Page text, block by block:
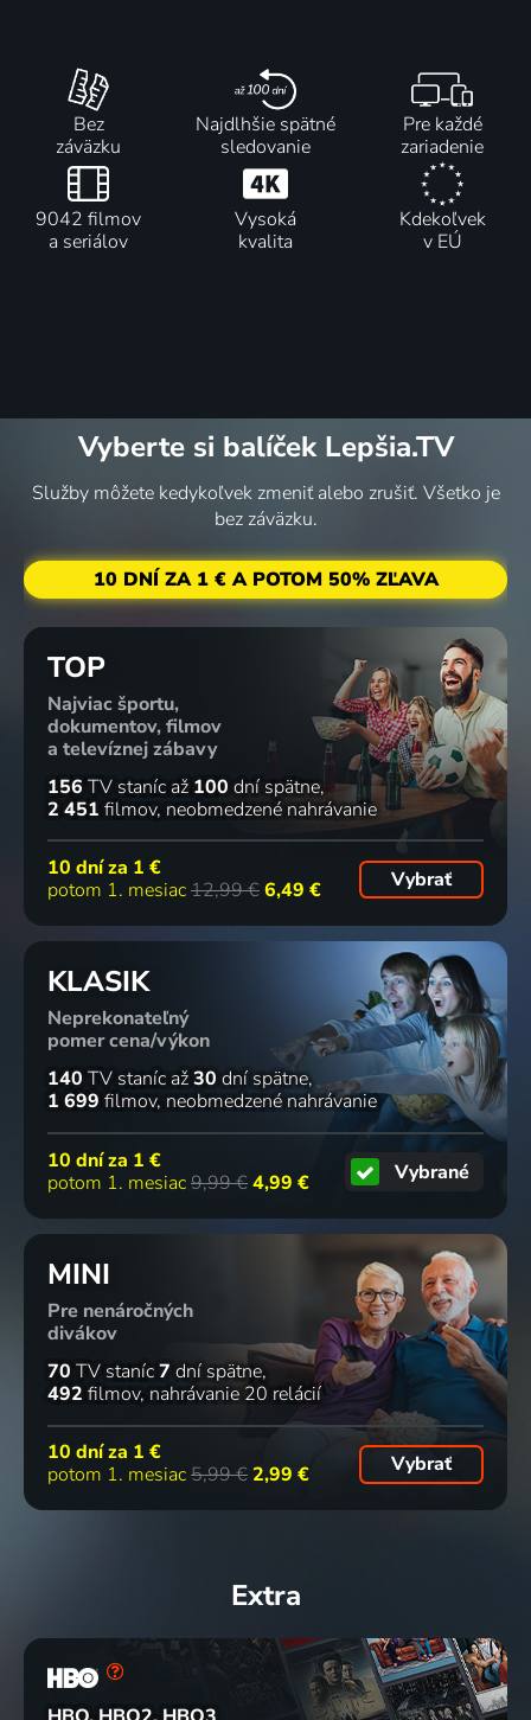
Bez
záväzku
Najdlhšie spätné
sledovanie
Pre každé
zariadenie
9042 filmov
a seriálov
Vysoká
kvalita
Kdekoľvek
v EÚ
Vyberte si balíček Lepšia.TV
Služby môžete kedykoľvek zmeniť alebo zrušiť. Všetko je
bez záväzku.
10 DNÍ ZA 1 € A POTOM 50% ZĽAVA
TOP
Najviac športu,
dokumentov, filmov
a televíznej zábavy
156 TV staníc až 100 dní spätne
2 451 filmov neobmedzené nahrávanie
10 dní za 1 €
potom 1. mesiac12,99 €6,49 € Vybrať
KLASIK
Neprekonateľný
pomer cena/výkon
140 TV staníc až30 dní spätne
1 699 filmov neobmedzené nahrávanie
10 dní za 1 €
potom 1. mesiac9,99 €4,99 € Vybrané
MINI
Pre nenáročných
divákov
70 TV staníc7 dní spätne
492 filmov nahrávanie 20 relácií
10 dní za 1 €
potom 1. mesiac5,99 € 2,99 € Vybrať
Extra